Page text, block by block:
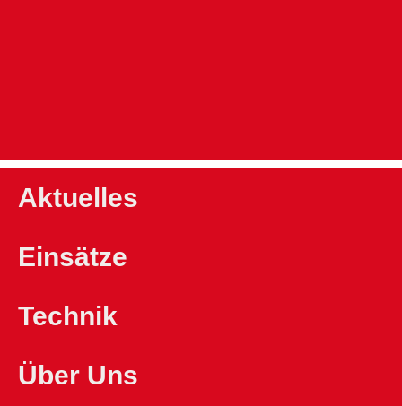
Aktuelles
Einsätze
Technik
Über Uns